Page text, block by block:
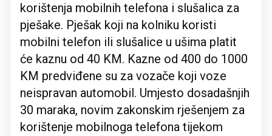
korištenja mobilnih telefona i slušalica za
pješake. Pješak koji na kolniku koristi
mobilni telefon ili slušalice u ušima platit
će kaznu od 40 KM. Kazne od 400 do 1000
KM predviđene su za vozače koji voze
neispravan automobil. Umjesto dosadašnjih
30 maraka, novim zakonskim rješenjem za
korištenje mobilnoga telefona tijekom